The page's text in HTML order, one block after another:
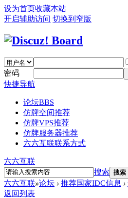
设为首页收藏本站
开启辅助访问 切换到窄版
密码
快捷导航
论坛BBS
仿牌空间推荐
仿牌VPS推荐
仿牌服务器推荐
六六互联联系方式
六六互联
搜索 搜索
六六互联»论坛 › 推荐国家IDC信息 ›
返回列表